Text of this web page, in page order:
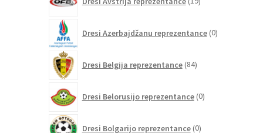
izdelkov
Dresi Azerbajdžanu reprezentance 0izdelkov
Dresi Belgija reprezentance 84izdelkov
Dresi Belorusijo reprezentance 0izdelkov
Dresi Bolgarijo reprezentance 0